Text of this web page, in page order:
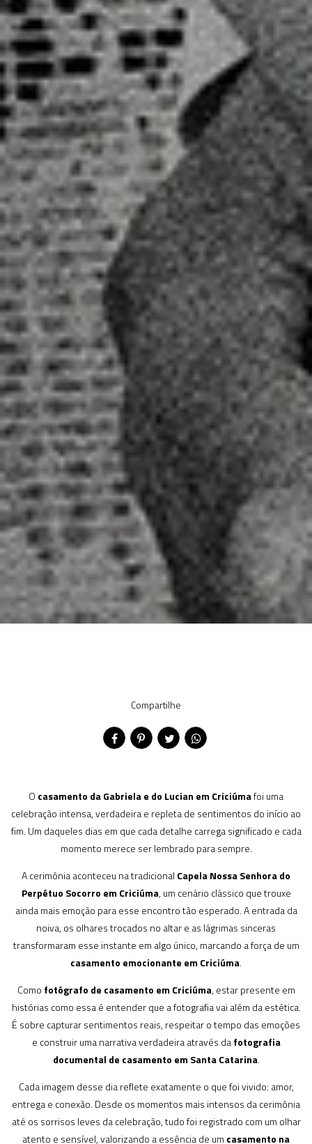
Compartilhe
O casamento da Gabriela e do Lucian em Criciúmafoi uma
celebração intensa, verdadeira e repleta de sentimentos do início ao
fim. Um daqueles dias em que cada detalhe carrega significado e cada
momento merece ser lembrado para sempre.
A cerimônia aconteceu na tradicional Capela Nossa Senhora do
Perpétuo Socorro em Criciúma, um cenário clássico que trouxe
ainda mais emoção para esse encontro tão esperado. A entrada da
noiva, os olhares trocados no altar e as lágrimas sinceras
transformaram esse instante em algo único, marcando a força de um
casamento emocionante em Criciúma.
Como fotógrafo de casamento em Criciúma, estar presente em
histórias como essa é entender que a fotografia vai além da estética.
É sobre capturar sentimentos reais, respeitar o tempo das emoções
e construir uma narrativa verdadeira através dafotografia
documental de casamento em Santa Catarina.
Cada imagem desse dia reflete exatamente o que foi vivido: amor,
entrega e conexão. Desde os momentos mais intensos da cerimônia
até os sorrisos leves da celebração, tudo foi registrado com um olhar
atento e sensível, valorizando a essência de um casamento na